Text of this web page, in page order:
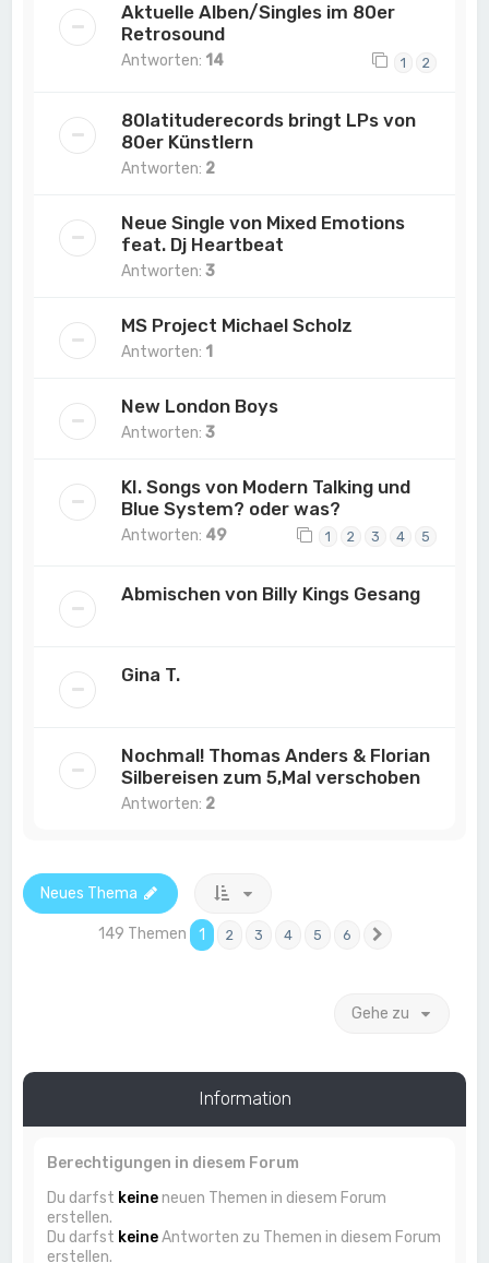
Aktuelle Alben/Singles im 80er
Retrosound
Antworten: 14 1 2
80latituderecords bringt LPs von
80er Künstlern
Antworten: 2
Neue Single von Mixed Emotions
feat. Dj Heartbeat
Antworten:3
MS Project Michael Scholz
Antworten: 1
New London Boys
Antworten:3
KI. Songs von Modern Talking und
Blue System? oder was?
Antworten: 49 1 2 3 4 5
Abmischen von Billy Kings Gesang
Gina T.
Nochmal! Thomas Anders & Florian
Silbereisen zum 5,Mal verschoben
Antworten: 2
Neues Thema
149 Themen 1 2 3 4 5 6
Gehe zu
Information
Berechtigungen in diesem Forum
Du darfst keineneuen Themen in diesem Forum
erstellen.
Du darfst keineAntworten zu Themen in diesem Forum
erstellen.